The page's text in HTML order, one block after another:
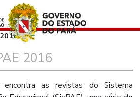
do
2016
encontra as revistas do Sistema